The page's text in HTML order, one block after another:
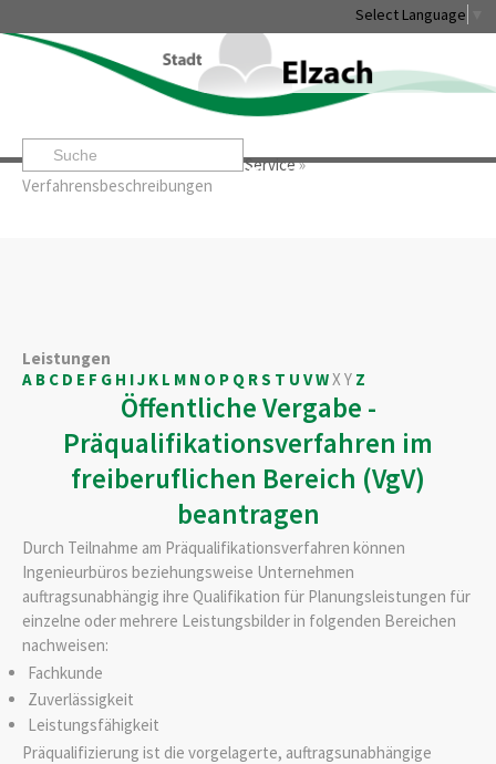
Select Language
Startseite» »Service»
Verfahrensbeschreibungen
Leben & Erleben Rathaus & Service
Leistungen
A B C D E F G H IJ K L M N O P Q RS T U VWXY Z
Öffentliche Vergabe -
Präqualifikationsverfahren im
freiberuflichen Bereich (VgV)
beantragen
Durch Teilnahme am Präqualifikationsverfahren können
Ingenieurbüros beziehungsweise Unternehmen
auftragsunabhängig ihre Qualifikation für Planungsleistungen für
einzelne oder mehrere Leistungsbilder in folgenden Bereichen
nachweisen:
Fachkunde
Zuverlässigkeit
Leistungsfähigkeit
Präqualifizierung ist die vorgelagerte, auftragsunabhängige